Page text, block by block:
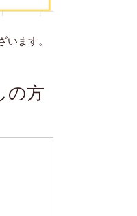
ます。
の方